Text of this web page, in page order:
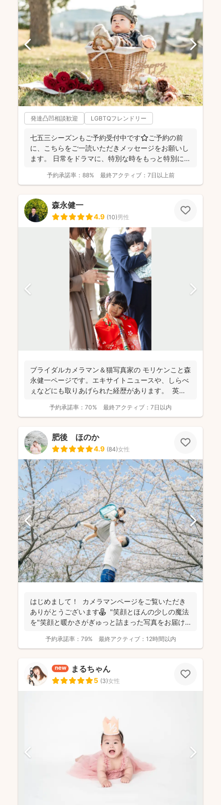
発達凸凹相談歓迎 LGBTQフレンドリー
七五三シーズンもご予約受付中です⭐️ご予約の前
に、こちらをご一読いただきメッセージをお願いし
ます。 日常をドラマに、特別な時をもっと特別に
予約承諾率： 88% 最終アクティブ： 7日以上前
森永健一
4.9 (10)男性
ブライダルカメラマン＆猫写真家の​ モリケンこと森
永健一ページです。エキサイトニュースや、しらべ
ぇなどにも取りあげられた経歴があります。 英語
予約承諾率： 70% 最終アクティブ： 7日以内
肥後 ほのか
4.9 (84)女性
はじめまして！ カメラマンページをご覧いただき
ありがとうございます⚘ "笑顔とほんの少しの魔法
を"笑顔と暖かさがぎゅっと詰まった写真をお届け
予約承諾率： 79% 最終アクティブ： 12時間以内
new まるちゃん
5 (3)女性